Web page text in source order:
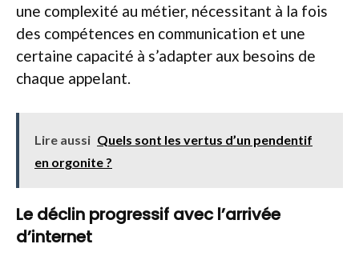
une complexité au métier, nécessitant à la fois
des compétences en communication et une
certaine capacité à s’adapter aux besoins de
chaque appelant.
Lire aussi Quels sont les vertus d’un pendentif
en orgonite ?
Le déclin progressif avec l’arrivée
d’internet